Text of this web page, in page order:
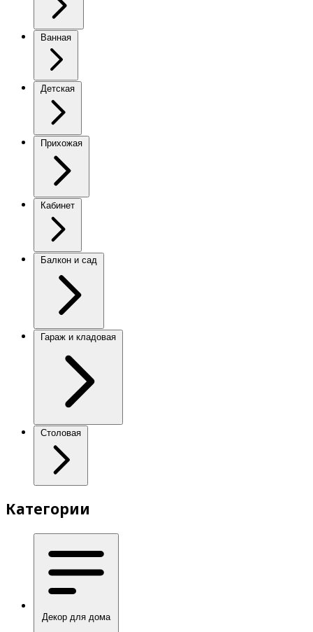
Ванная
Детская
Прихожая
Кабинет
Балкон и сад
Гараж и кладовая
Столовая
Категории
Декор для дома